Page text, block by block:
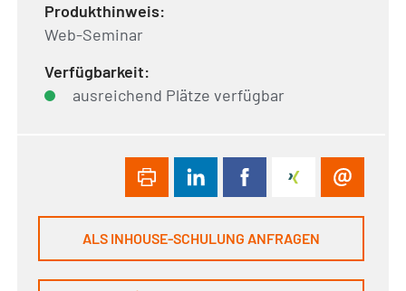
Produkthinweis:
Web-Seminar
Verfügbarkeit:
ausreichend Plätze verfügbar
ALS INHOUSE-SCHULUNG ANFRAGEN